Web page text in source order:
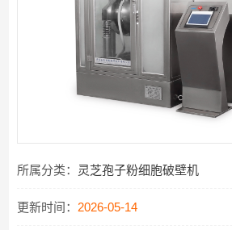
所属分类： 灵芝孢子粉细胞破壁机
更新时间： 2026-05-14